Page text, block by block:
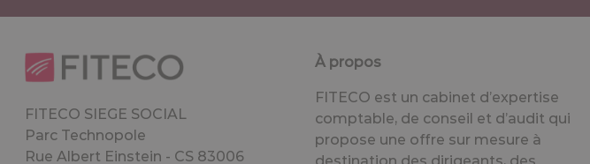
FITECO SIEGE SOCIAL
Parc Technopole
Rue Albert Einstein - CS 83006
À propos
FITECO est un cabinet d’expertise
comptable, de conseil et d’audit qui
propose une offre sur mesure à
destination des dirigeants, des